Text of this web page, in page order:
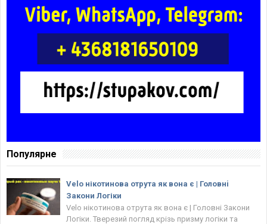
Популярне
Velo нікотинова отрута як вона є | Головнi
Закони Логіки
Velo нікотинова отрута як вона є | Головнi Закони
Логіки. Тверезий погляд крізь призму логіки та